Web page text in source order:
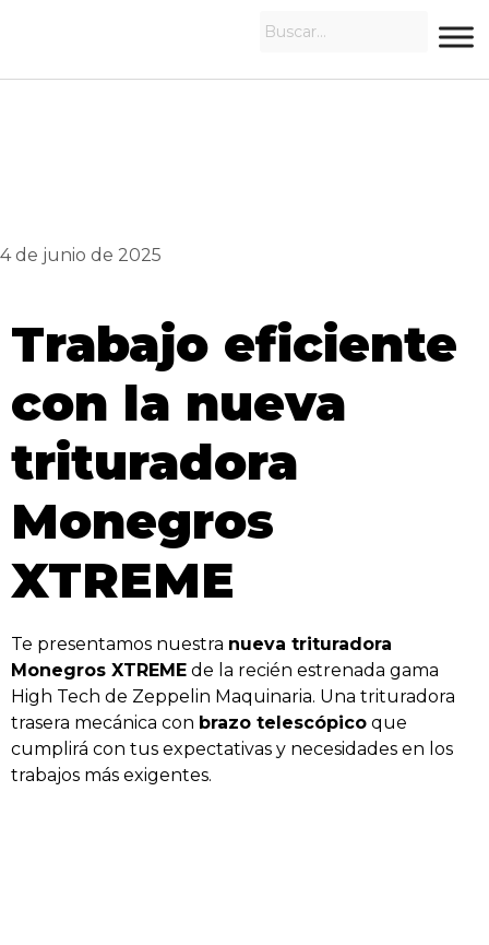
4 de junio de 2025
Trabajo eficiente
con la nueva
trituradora
Monegros
XTREME
Te presentamos nuestra nueva trituradora
Monegros XTREME de la recién estrenada gama
High Tech de Zeppelin Maquinaria. Una trituradora
trasera mecánica con brazo telescópico que
cumplirá con tus expectativas y necesidades en los
trabajos más exigentes.